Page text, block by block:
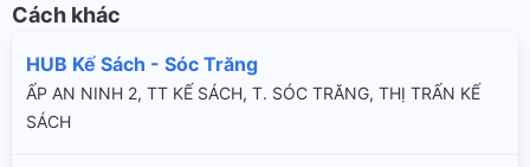
Cách khác
HUB Kế Sách - Sóc Trăng
ẤP AN NINH 2, TT KẾ SÁCH, T. SÓC TRĂNG, THỊ TRẤN KẾ
SÁCH